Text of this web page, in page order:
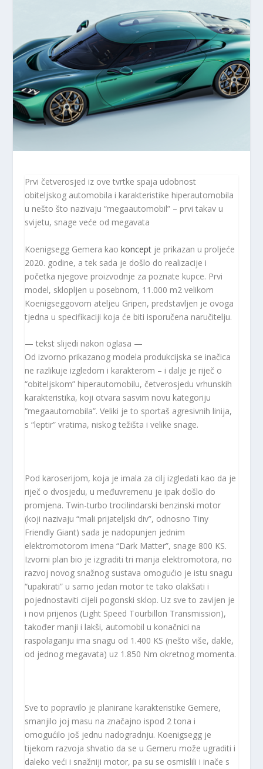
Prvi četverosjed iz ove tvrtke spaja udobnost
obiteljskog automobila i karakteristike hiperautomobila
u nešto što nazivaju “megaautomobil” – prvi takav u
svijetu, snage veće od megavata
Koenigsegg Gemera kaokoncept je prikazan u proljeće
2020. godine, a tek sada je došlo do realizacije i
početka njegove proizvodnje za poznate kupce. Prvi
model, sklopljen u posebnom, 11.000 m2 velikom
Koenigseggovom ateljeu Gripen, predstavljen je ovoga
tjedna u specifikaciji koja će biti isporučena naručitelju.
— tekst slijedi nakon oglasa —
Od izvorno prikazanog modela produkcijska se inačica
ne razlikuje izgledom i karakterom – i dalje je riječ o
“obiteljskom” hiperautomobilu, četverosjedu vrhunskih
karakteristika, koji otvara sasvim novu kategoriju
“megaautomobila”. Veliki je to sportaš agresivnih linija,
s “leptir” vratima, niskog težišta i velike snage.
Pod karoserijom, koja je imala za cilj izgledati kao da je
riječ o dvosjedu, u međuvremenu je ipak došlo do
promjena. Twin-turbo trocilindarski benzinski motor
(koji nazivaju “mali prijateljski div”, odnosno Tiny
Friendly Giant) sada je nadopunjen jednim
elektromotorom imena “Dark Matter”, snage 800 KS.
Izvorni plan bio je izgraditi tri manja elektromotora, no
razvoj novog snažnog sustava omogućio je istu snagu
“upakirati” u samo jedan motor te tako olakšati i
pojednostaviti cijeli pogonski sklop. Uz sve to zavijen je
i novi prijenos (Light Speed ​​Tourbillon Transmission),
također manji i lakši, automobil u konačnici na
raspolaganju ima snagu od 1.400 KS (nešto više, dakle,
od jednog megavata) uz 1.850 Nm okretnog momenta.
Sve to popravilo je planirane karakteristike Gemere,
smanjilo joj masu na značajno ispod 2 tona i
omogućilo još jednu nadogradnju. Koenigsegg je
tijekom razvoja shvatio da se u Gemeru može ugraditi i
daleko veći i snažniji motor, pa su se osmislili i inače s